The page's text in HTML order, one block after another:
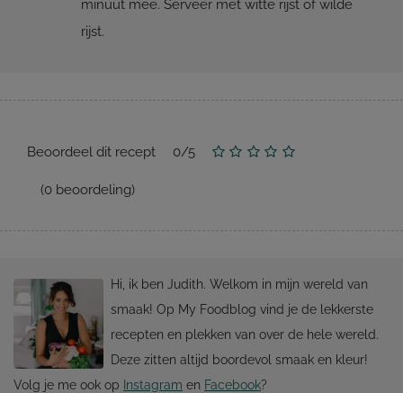
minuut mee. Serveer met witte rijst of wilde
rijst.
Beoordeel dit recept 0/5
(0 beoordeling)
Hi, ik ben Judith. Welkom in mijn wereld van
smaak! Op My Foodblog vind je de lekkerste
recepten en plekken van over de hele wereld.
Deze zitten altijd boordevol smaak en kleur!
Volg je me ook op Instagram en Facebook?